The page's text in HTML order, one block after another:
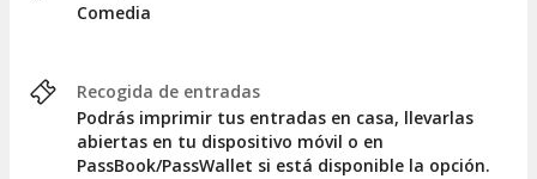
Comedia
Recogida de entradas
Podrás imprimir tus entradas en casa, llevarlas
abiertas en tu dispositivo móvil o en
PassBook/PassWallet si está disponible la opción.